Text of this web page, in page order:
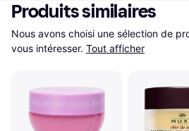
Produits similaires
Nous avons choisi une sélection de
vous intéresser. Tout afficher